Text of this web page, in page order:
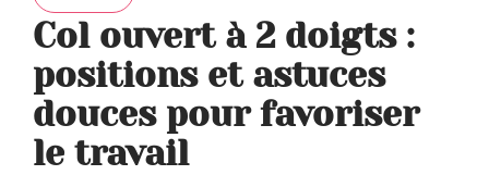
Col ouvert à 2 doigts :
positions et astuces
douces pour favoriser
le travail